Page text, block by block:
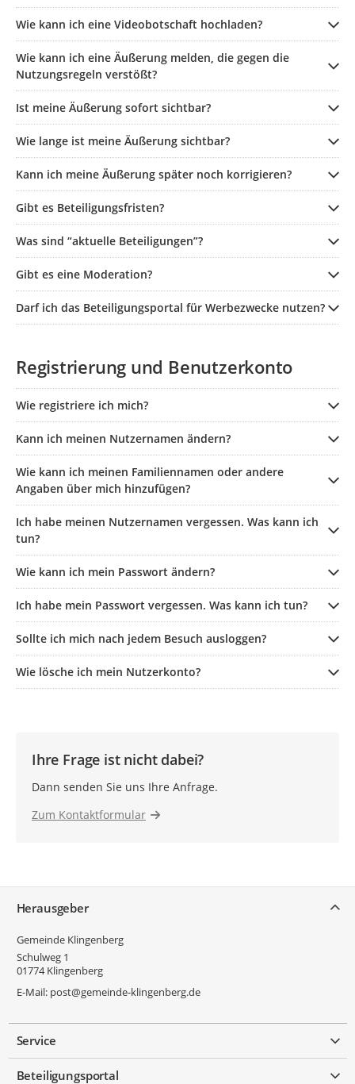
Wie kann ich eine Videobotschaft hochladen?
Wie kann ich eine Äußerung melden, die gegen die
Nutzungsregeln verstößt?
Ist meine Äußerung sofort sichtbar?
Wie lange ist meine Äußerung sichtbar?
Kann ich meine Äußerung später noch korrigieren?
Gibt es Beteiligungsfristen?
Was sind “aktuelle Beteiligungen”?
Gibt es eine Moderation?
Darf ich das Beteiligungsportal für Werbezwecke nutzen?
Registrierung und Benutzerkonto
Wie registriere ich mich?
Kann ich meinen Nutzernamen ändern?
Wie kann ich meinen Familiennamen oder andere
Angaben über mich hinzufügen?
Ich habe meinen Nutzernamen vergessen. Was kann ich
tun?
Wie kann ich mein Passwort ändern?
Ich habe mein Passwort vergessen. Was kann ich tun?
Sollte ich mich nach jedem Besuch ausloggen?
Wie lösche ich mein Nutzerkonto?
Ihre Frage ist nicht dabei?
Dann senden Sie uns Ihre Anfrage.
Zum Kontaktformular
Herausgeber
Gemeinde Klingenberg
Schulweg 1
01774 Klingenberg
E-Mail: post@gemeinde-klingenberg.de
Service
Beteiligungsportal